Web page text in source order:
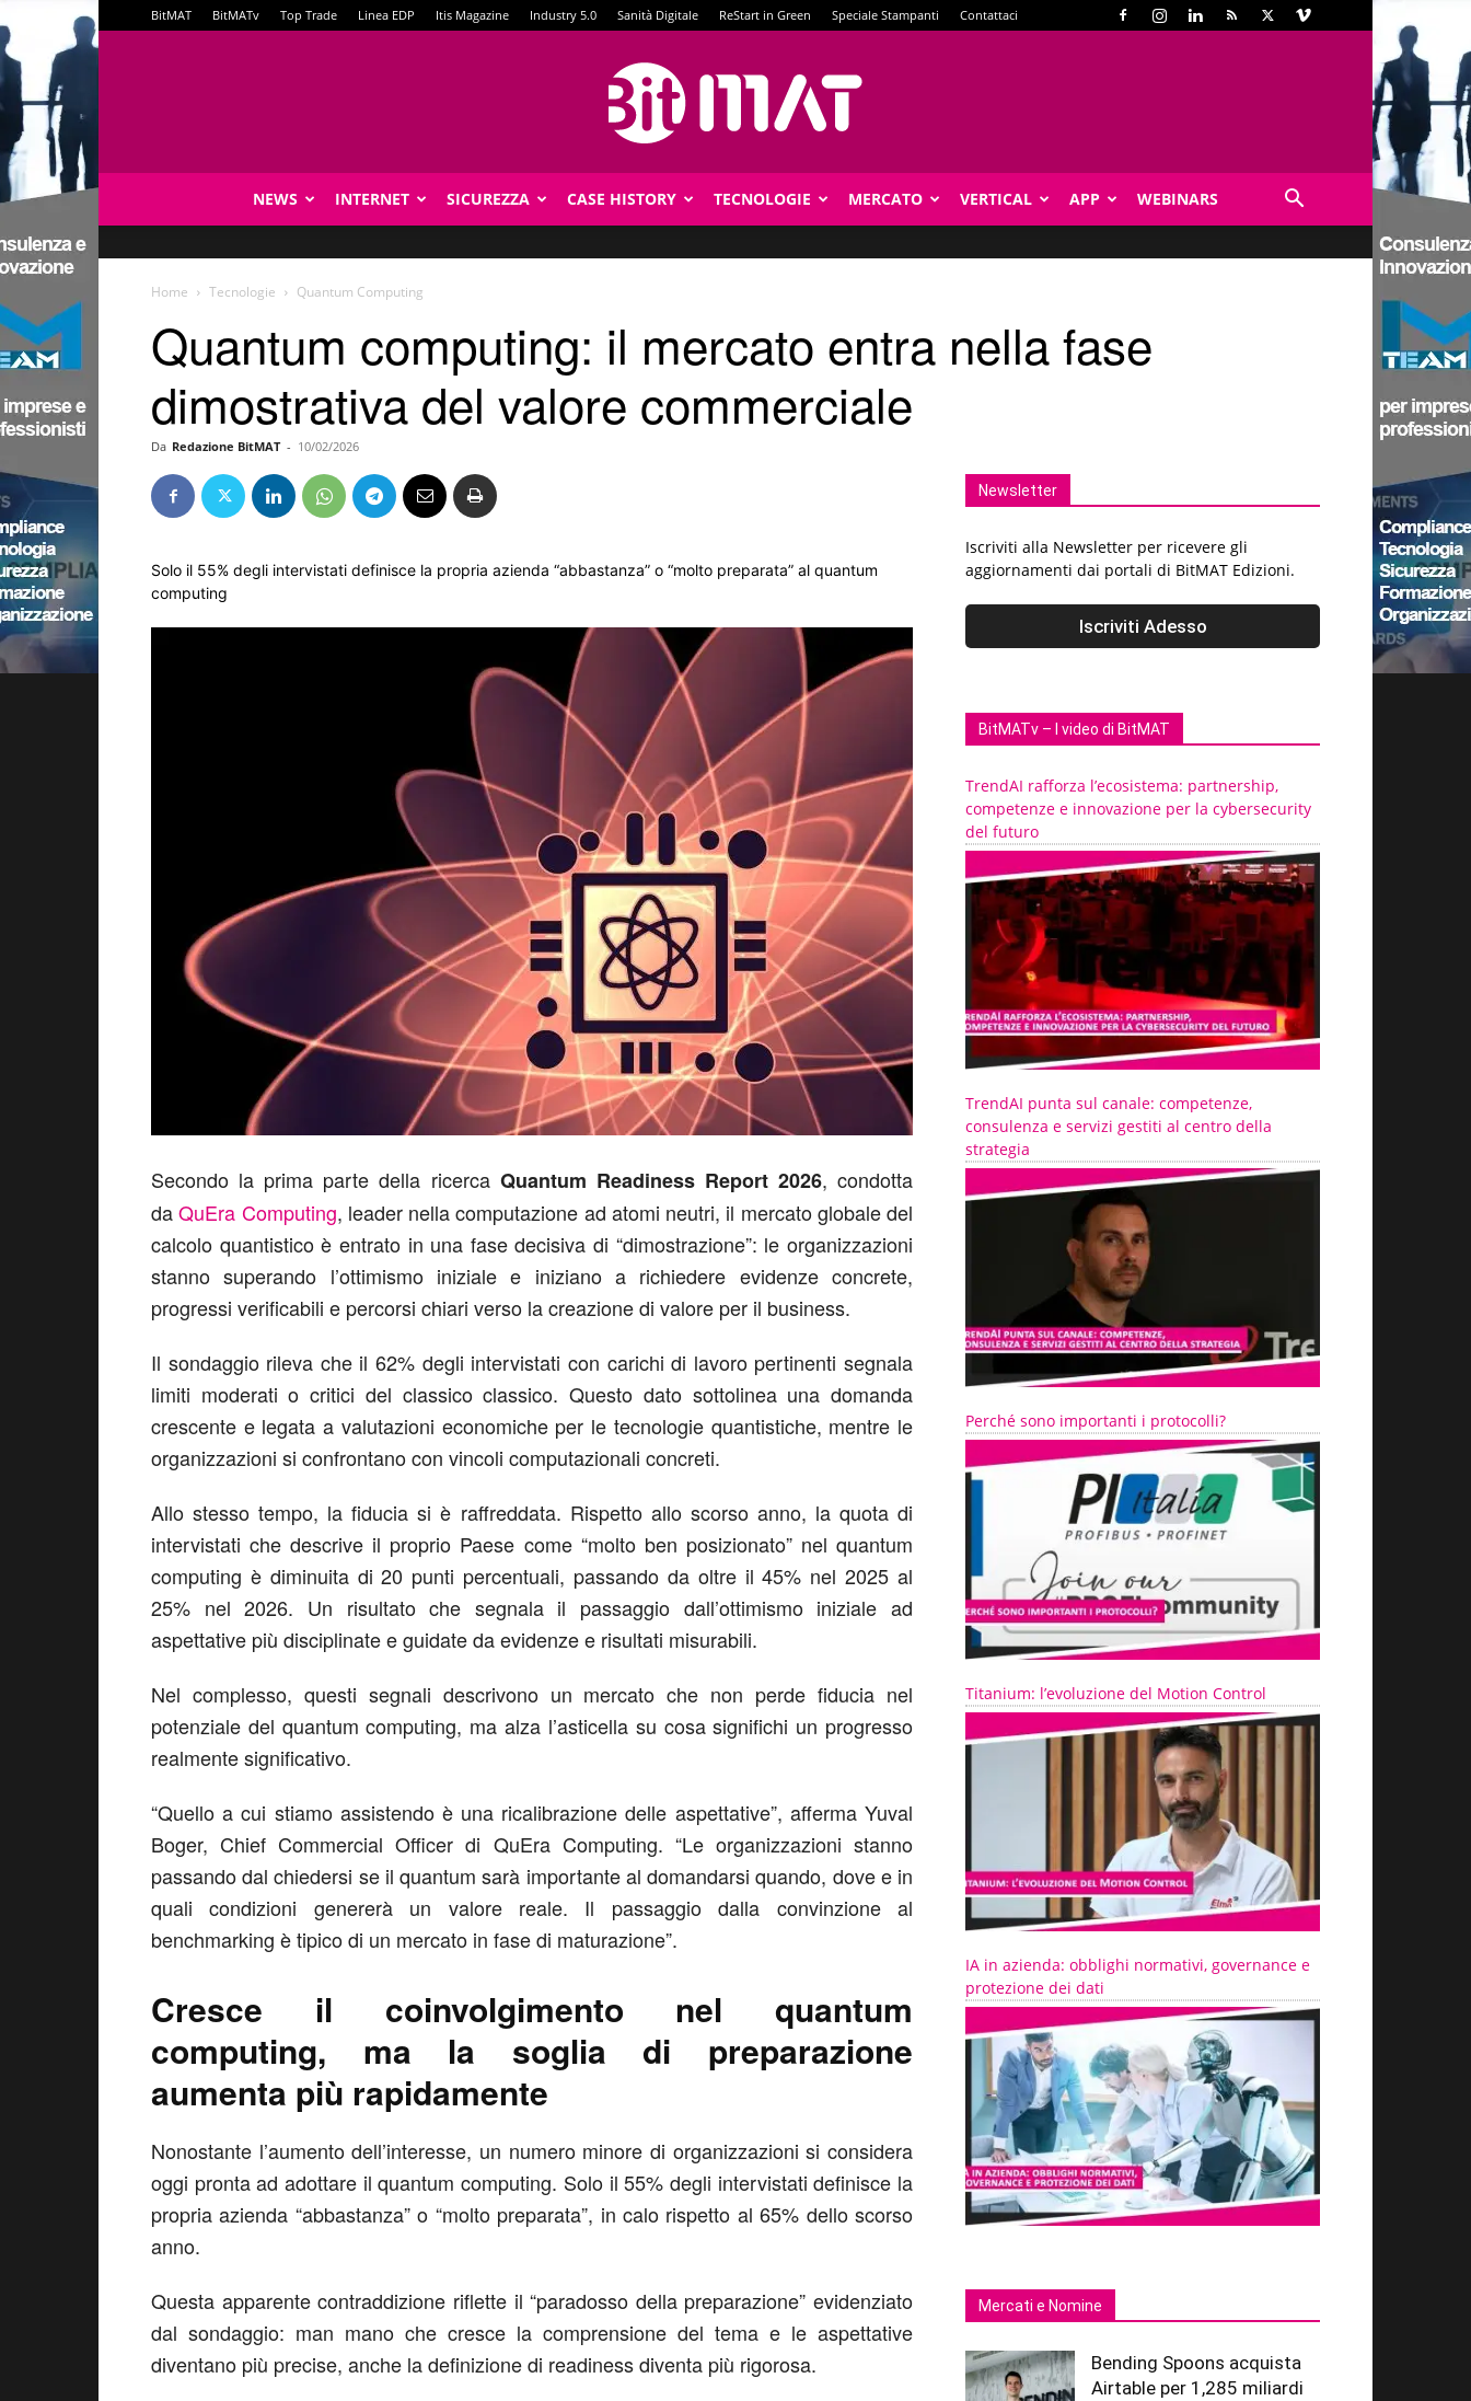
BitMAT BitMATv Top Trade Linea EDP Itis Magazine Industry 5.0 Sanità Digitale ReStart in Green Speciale Stampanti Contattaci
NEWS INTERNET SICUREZZA CASE HISTORY TECNOLOGIE MERCATO VERTICAL APP WEBINARS
Home Tecnologie Quantum Computing
Quantum computing: il mercato entra nella fase
dimostrativa del valore commerciale
Da Redazione BitMAT - 10/02/2026
Solo il 55% degli intervistati definisce la propria azienda “abbastanza” o “molto preparata” al quantum
computing
Secondo la prima parte della ricerca Quantum Readiness Report 2026, condotta
daQuEra Computing, leader nella computazione ad atomi neutri, il mercato globale del
calcolo quantistico è entrato in una fase decisiva di “dimostrazione”: le organizzazioni
stanno superando l’ottimismo iniziale e iniziano a richiedere evidenze concrete,
progressi verificabili e percorsi chiari verso la creazione di valore per il business.
Il sondaggio rileva che il 62% degli intervistati con carichi di lavoro pertinenti segnala
limiti moderati o critici del classico classico. Questo dato sottolinea una domanda
crescente e legata a valutazioni economiche per le tecnologie quantistiche, mentre le
organizzazioni si confrontano con vincoli computazionali concreti.
Allo stesso tempo, la fiducia si è raffreddata. Rispetto allo scorso anno, la quota di
intervistati che descrive il proprio Paese come “molto ben posizionato” nel quantum
computing è diminuita di 20 punti percentuali, passando da oltre il 45% nel 2025 al
25% nel 2026. Un risultato che segnala il passaggio dall’ottimismo iniziale ad
aspettative più disciplinate e guidate da evidenze e risultati misurabili.
Nel complesso, questi segnali descrivono un mercato che non perde fiducia nel
potenziale del quantum computing, ma alza l’asticella su cosa significhi un progresso
realmente significativo.
“Quello a cui stiamo assistendo è una ricalibrazione delle aspettative”, afferma Yuval
Boger, Chief Commercial Officer di QuEra Computing. “Le organizzazioni stanno
passando dal chiedersi se il quantum sarà importante al domandarsi quando, dove e in
quali condizioni genererà un valore reale. Il passaggio dalla convinzione al
benchmarking è tipico di un mercato in fase di maturazione”.
Cresce il coinvolgimento nel quantum
computing, ma la soglia di preparazione
aumenta più rapidamente
Nonostante l’aumento dell’interesse, un numero minore di organizzazioni si considera
oggi pronta ad adottare il quantum computing. Solo il 55% degli intervistati definisce la
propria azienda “abbastanza” o “molto preparata”, in calo rispetto al 65% dello scorso
anno.
Questa apparente contraddizione riflette il “paradosso della preparazione” evidenziato
dal sondaggio: man mano che cresce la comprensione del tema e le aspettative
diventano più precise, anche la definizione di readiness diventa più rigorosa.
Newsletter
Iscriviti alla Newsletter per ricevere gli
aggiornamenti dai portali di BitMAT Edizioni.
BitMATv – I video di BitMAT
TrendAI rafforza l’ecosistema: partnership,
competenze e innovazione per la cybersecurity
del futuro
TrendAI punta sul canale: competenze,
consulenza e servizi gestiti al centro della
strategia
Perché sono importanti i protocolli?
Titanium: l’evoluzione del Motion Control
IA in azienda: obblighi normativi, governance e
protezione dei dati
Mercati e Nomine
Bending Spoons acquista
Airtable per 1,285 miliardi